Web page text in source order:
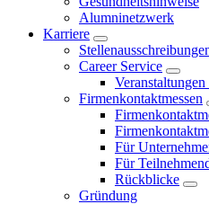
Alumninetzwerk
Karriere
Career Service
Firmenkontaktmessen
Für
Für
Rückblicke
Gründung